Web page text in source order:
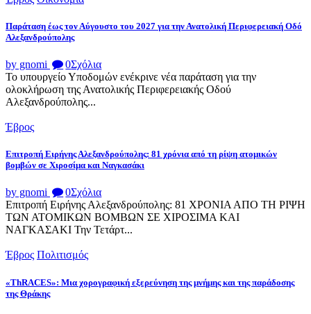
Παράταση έως τον Αύγουστο του 2027 για την Ανατολική Περιφερειακή Οδό
Αλεξανδρούπολης
by gnomi 0Σχόλια
Το υπουργείο Υποδομών ενέκρινε νέα παράταση για την
ολοκλήρωση της Ανατολικής Περιφερειακής Οδού
Αλεξανδρούπολης...
Έβρος
Επιτροπή Ειρήνης Αλεξανδρούπολης: 81 χρόνια από τη ρίψη ατομικών
βομβών σε Χιροσίμα και Ναγκασάκι
by gnomi 0Σχόλια
Επιτροπή Ειρήνης Αλεξανδρούπολης: 81 ΧΡΟΝΙΑ ΑΠΟ ΤΗ ΡΙΨΗ
ΤΩΝ ΑΤΟΜΙΚΩΝ ΒΟΜΒΩΝ ΣΕ ΧΙΡΟΣΙΜΑ ΚΑΙ
ΝΑΓΚΑΣΑΚΙ Την Τετάρτ...
Έβρος Πολιτισμός
«ThRACES»: Μια χορογραφική εξερεύνηση της μνήμης και της παράδοσης
της Θράκης